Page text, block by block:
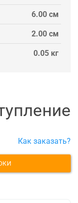
6.00 см
2.00 см
0.05 кг
Как заказать?